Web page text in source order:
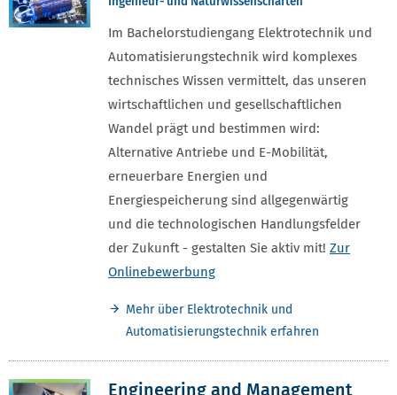
Im Bachelorstudiengang Elektrotechnik und
Automatisierungstechnik wird komplexes
technisches Wissen vermittelt, das unseren
wirtschaftlichen und gesellschaftlichen
Wandel prägt und bestimmen wird:
Alternative Antriebe und E-Mobilität,
erneuerbare Energien und
Energiespeicherung sind allgegenwärtig
und die technologischen Handlungsfelder
der Zukunft - gestalten Sie aktiv mit! Zur
Onlinebewerbung
Mehr über Elektrotechnik und
Automatisierungstechnik erfahren
Engineering and Management